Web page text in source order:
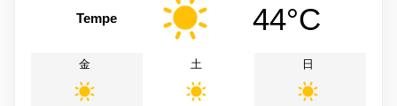
Tempe 44°C
金 土 日